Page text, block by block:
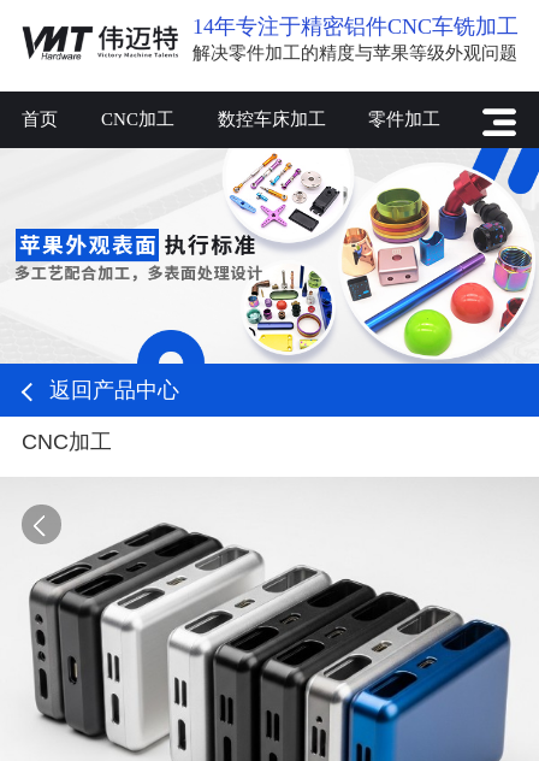
14年专注于精密铝件CNC车铣加工
解决零件加工的精度与苹果等级外观问题
首页 CNC加工 数控车床加工 零件加工
返回产品中心
CNC加工